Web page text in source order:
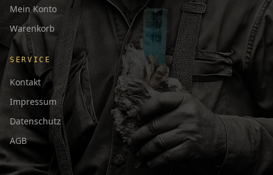
Mein Konto
Warenkorb
SERVICE
Kontakt
Impressum
Datenschutz
AGB
日本語